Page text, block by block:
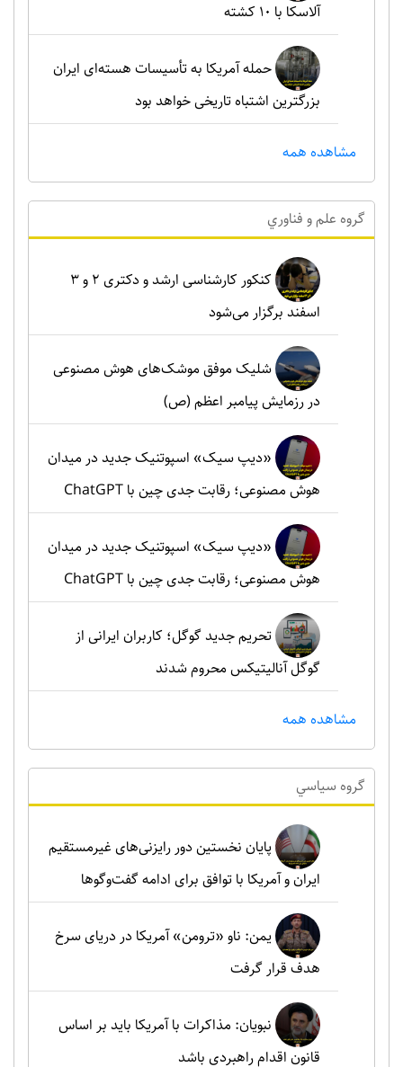
آلاسکا با ۱۰ کشته
حمله آمریکا به تأسیسات هسته‌ای ایران
بزرگترین اشتباه تاریخی خواهد بود
مشاهده همه
گروه علم و فناوري
کنکور کارشناسی ارشد و دکتری ۲ و ۳
اسفند برگزار می‌شود
شلیک موفق موشک‌های هوش مصنوعی
در رزمایش پیامبر اعظم (ص)
«دیپ سیک» اسپوتنیک جدید در میدان
هوش مصنوعی؛ رقابت جدی چین با ChatGPT
«دیپ سیک» اسپوتنیک جدید در میدان
هوش مصنوعی؛ رقابت جدی چین با ChatGPT
تحریم جدید گوگل؛ کاربران ایرانی از
گوگل آنالیتیکس محروم شدند
مشاهده همه
گروه سياسي
پایان نخستین دور رایزنی‌های غیرمستقیم
ایران و آمریکا با توافق برای ادامه گفت‌وگوها
یمن: ناو «ترومن» آمریکا در دریای سرخ
هدف قرار گرفت
نبویان: مذاکرات با آمریکا باید بر اساس
قانون اقدام راهبردی باشد